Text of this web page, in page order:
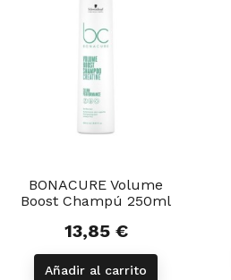
BONACURE Volume
Boost Champú 250ml
Precio
13,85 €
Añadir al carrito